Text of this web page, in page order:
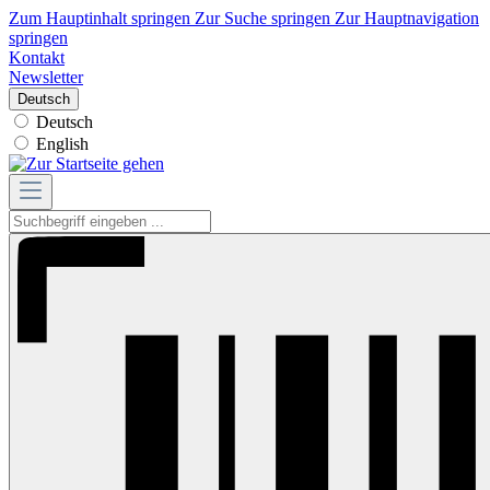
Zum Hauptinhalt springen Zur Suche springen Zur Hauptnavigation
springen
Kontakt
Newsletter
Deutsch
Deutsch
English